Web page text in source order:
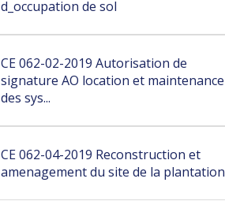
d_occupation de sol
CE 062-02-2019 Autorisation de
signature AO location et maintenance
des sys...
CE 062-04-2019 Reconstruction et
amenagement du site de la plantation